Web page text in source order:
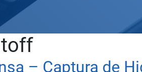
– Captura de